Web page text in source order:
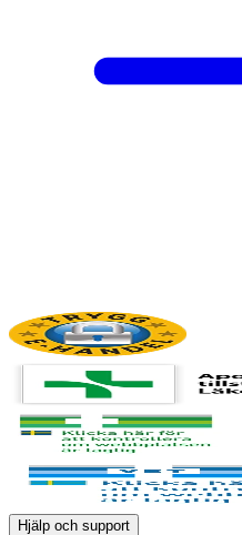
Hjälp och support